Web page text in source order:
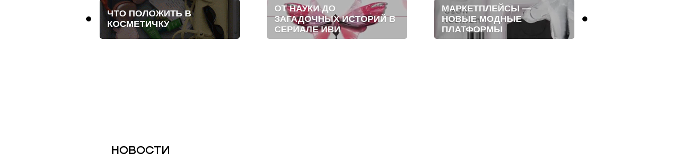
ЧТО ПОЛОЖИТЬ В
КОСМЕТИЧКУ
ОТ НАУКИ ДО
ЗАГАДОЧНЫХ ИСТОРИЙ В
СЕРИАЛЕ ИВИ
МАРКЕТПЛЕЙСЫ —
НОВЫЕ МОДНЫЕ
ПЛАТФОРМЫ
НОВОСТИ